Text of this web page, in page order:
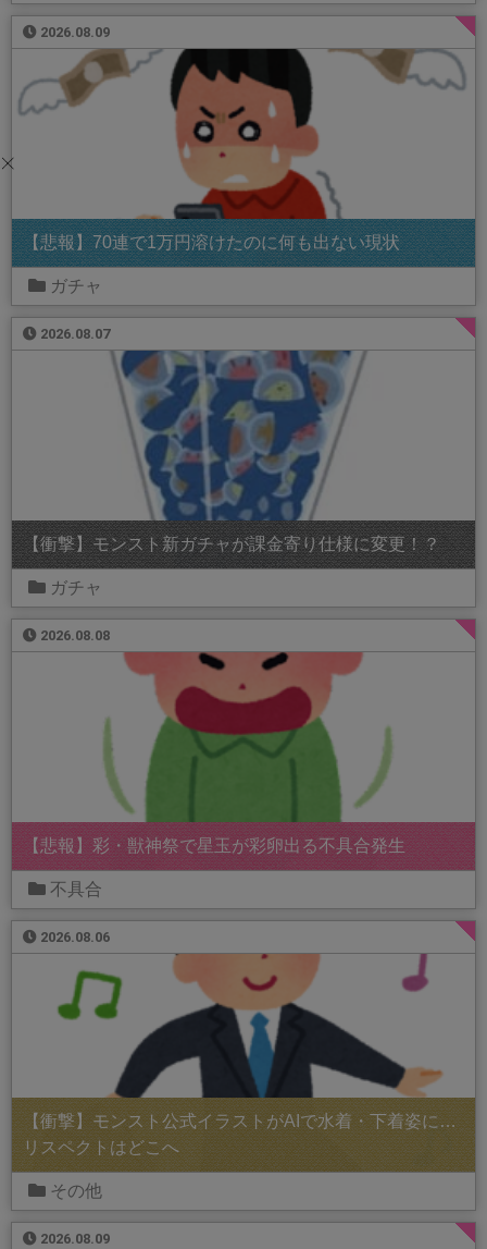
2026.08.09
【悲報】70連で1万円溶けたのに何も出ない現状
ガチャ
2026.08.07
【衝撃】モンスト新ガチャが課金寄り仕様に変更！？
ガチャ
2026.08.08
【悲報】彩・獣神祭で星玉が彩卵出る不具合発生
不具合
2026.08.06
【衝撃】モンスト公式イラストがAIで水着・下着姿に…
リスペクトはどこへ
その他
2026.08.09